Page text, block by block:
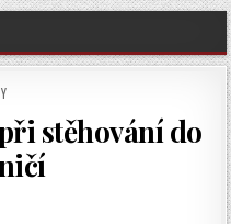
stěhování do